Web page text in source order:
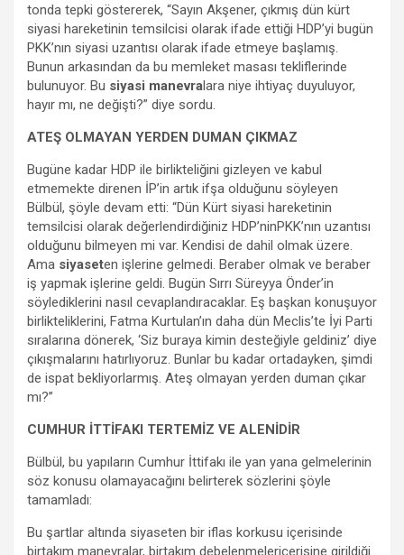
tonda tepki göstererek, “Sayın Akşener, çıkmış dün kürt
siyasi hareketinin temsilcisi olarak ifade ettiği HDP’yi bugün
PKK’nın siyasi uzantısı olarak ifade etmeye başlamış.
Bunun arkasından da bu memleket masası tekliflerinde
bulunuyor. Bu siyasi manevralara niye ihtiyaç duyuluyor,
hayır mı, ne değişti?” diye sordu.
ATEŞ OLMAYAN YERDEN DUMAN ÇIKMAZ
Bugüne kadar HDP ile birlikteliğini gizleyen ve kabul
etmemekte direnen İP’in artık ifşa olduğunu söyleyen
Bülbül, şöyle devam etti: “Dün Kürt siyasi hareketinin
temsilcisi olarak değerlendirdiğiniz HDP’ninPKK’nın uzantısı
olduğunu bilmeyen mi var. Kendisi de dahil olmak üzere.
Ama siyaseten işlerine gelmedi. Beraber olmak ve beraber
iş yapmak işlerine geldi. Bugün Sırrı Süreyya Önder’in
söylediklerini nasıl cevaplandıracaklar. Eş başkan konuşuyor
birlikteliklerini, Fatma Kurtulan’ın daha dün Meclis’te İyi Parti
sıralarına dönerek, ‘Siz buraya kimin desteğiyle geldiniz’ diye
çıkışmalarını hatırlıyoruz. Bunlar bu kadar ortadayken, şimdi
de ispat bekliyorlarmış. Ateş olmayan yerden duman çıkar
mı?”
CUMHUR İTTİFAKI TERTEMİZ VE ALENİDİR
Bülbül, bu yapıların Cumhur İttifakı ile yan yana gelmelerinin
söz konusu olamayacağını belirterek sözlerini şöyle
tamamladı:
Bu şartlar altında siyaseten bir iflas korkusu içerisinde
birtakım manevralar, birtakım debelenmeleriçerisine girildiği